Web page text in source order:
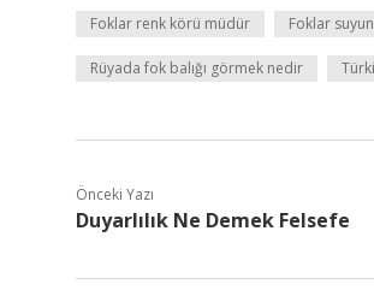
Foklar renk körü müdür Foklar
Rüyada fok balığı görmek nedir
Önceki Yazı
Duyarlılık Ne Demek Felsefe